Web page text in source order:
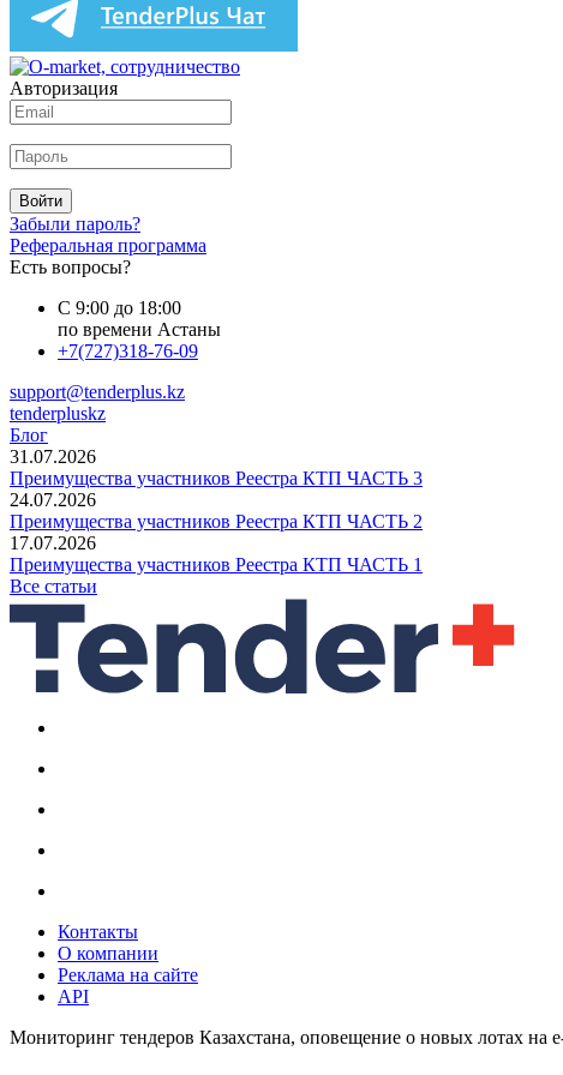
Авторизация
Войти
Забыли пароль?
Реферальная программа
Есть вопросы?
С 9:00 до 18:00
по времени Астаны
+7(727)318-76-09
support@tenderplus.kz
tenderpluskz
Блог
31.07.2026
Преимущества участников Реестра КТП ЧАСТЬ 3
24.07.2026
Преимущества участников Реестра КТП ЧАСТЬ 2
17.07.2026
Преимущества участников Реестра КТП ЧАСТЬ 1
Все статьи
Контакты
О компании
Реклама на сайте
API
Мониторинг тендеров Казахстана, оповещение о новых лотах на